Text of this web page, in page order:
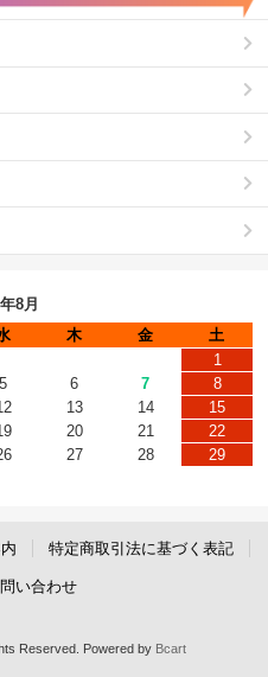
8月
木 金
土
1
5 6 7
8
13 14
15
20 21
22
27 28
29
特定商取引法に基づく表記
い合わせ
Reserved. Powered by Bcart